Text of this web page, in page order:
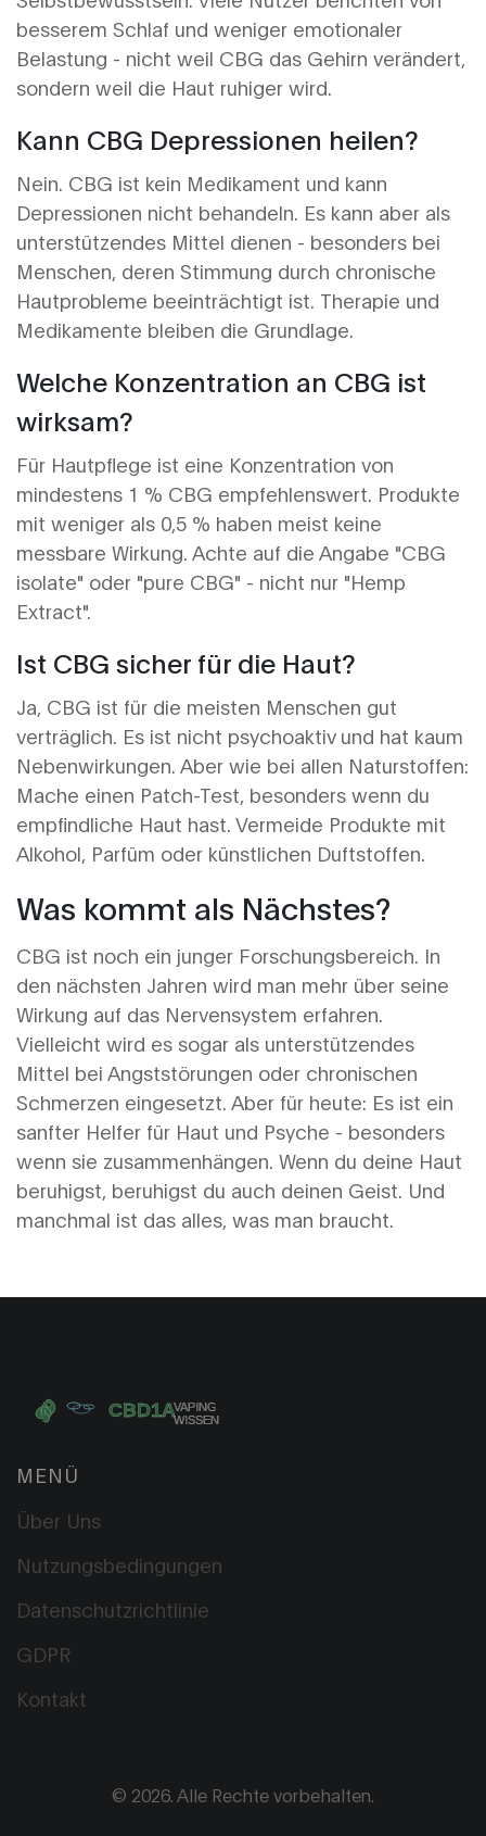
besserem Schlaf und weniger emotionaler
Belastung - nicht weil CBG das Gehirn verändert,
sondern weil die Haut ruhiger wird.
Kann CBG Depressionen heilen?
Nein. CBG ist kein Medikament und kann
Depressionen nicht behandeln. Es kann aber als
unterstützendes Mittel dienen - besonders bei
Menschen, deren Stimmung durch chronische
Hautprobleme beeinträchtigt ist. Therapie und
Medikamente bleiben die Grundlage.
Welche Konzentration an CBG ist
wirksam?
Für Hautpflege ist eine Konzentration von
mindestens 1 % CBG empfehlenswert. Produkte
mit weniger als 0,5 % haben meist keine
messbare Wirkung. Achte auf die Angabe "CBG
isolate" oder "pure CBG" - nicht nur "Hemp
Extract".
Ist CBG sicher für die Haut?
Ja, CBG ist für die meisten Menschen gut
verträglich. Es ist nicht psychoaktiv und hat kaum
Nebenwirkungen. Aber wie bei allen Naturstoffen:
Mache einen Patch-Test, besonders wenn du
empfindliche Haut hast. Vermeide Produkte mit
Alkohol, Parfüm oder künstlichen Duftstoffen.
Was kommt als Nächstes?
CBG ist noch ein junger Forschungsbereich. In
den nächsten Jahren wird man mehr über seine
Wirkung auf das Nervensystem erfahren.
Vielleicht wird es sogar als unterstützendes
Mittel bei Angststörungen oder chronischen
Schmerzen eingesetzt. Aber für heute: Es ist ein
sanfter Helfer für Haut und Psyche - besonders
wenn sie zusammenhängen. Wenn du deine Haut
beruhigst, beruhigst du auch deinen Geist. Und
manchmal ist das alles, was man braucht.
MENÜ
Über Uns
Nutzungsbedingungen
Datenschutzrichtlinie
GDPR
Kontakt
© 2026. Alle Rechte vorbehalten.